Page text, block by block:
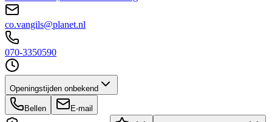
co.vangils@planet.nl
070-3350590
Openingstijden onbekend
Bellen E-mail